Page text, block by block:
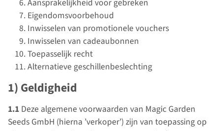
Aansprakelijkheid voor gebreken
Eigendomsvoorbehoud
Inwisselen van promotionele vouchers
Inwisselen van cadeaubonnen
Toepasselijk recht
Alternatieve geschillenbeslechting
1) Geldigheid
1.1 Deze algemene voorwaarden van Magic Garden
Seeds GmbH (hierna ’verkoper’) zijn van toepassing op